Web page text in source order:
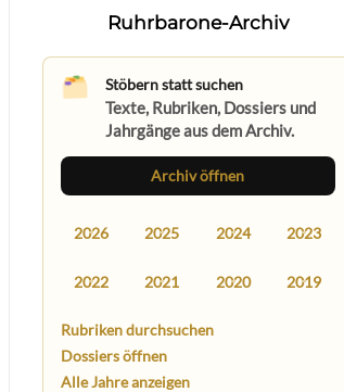
Ruhrbarone-Archiv
Stöbern statt suchen
Texte, Rubriken, Dossiers und
Jahrgänge aus dem Archiv.
Archiv öffnen
2026 2025 2024 2023
2022 2021 2020 2019
Rubriken durchsuchen
Dossiers öffnen
Alle Jahre anzeigen